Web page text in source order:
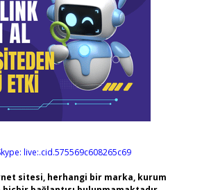
live:.cid.575569c608265c69
sitesi, herhangi bir marka, kurum